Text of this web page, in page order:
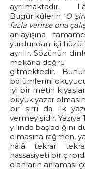
ayrılmaktadır.
Bugünkülerin ‘O
fazla verirse ona
anlayışına
yurdundan, içi
ayrılır. Sözünün
mekâna doğru
gitmektedir.
bölümlerini okuyucu
iyi bir metin
büyük yazar
bir sırrı da ilk
vermeyişidir. Yazıya
yılında
olmasına rağmen,
hâlâ tekrar
hassasiyeti bir
olanların anlaması